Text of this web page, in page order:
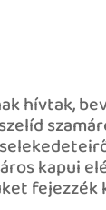
hívtak,
kapui
fejezzék